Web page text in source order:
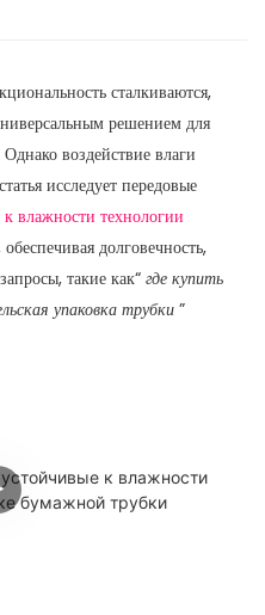
сталкиваются,
решением для
воздействие влаги
исследует передовые
влажности технологии
долговечность,
такие как“ где купить
упаковка трубки ”